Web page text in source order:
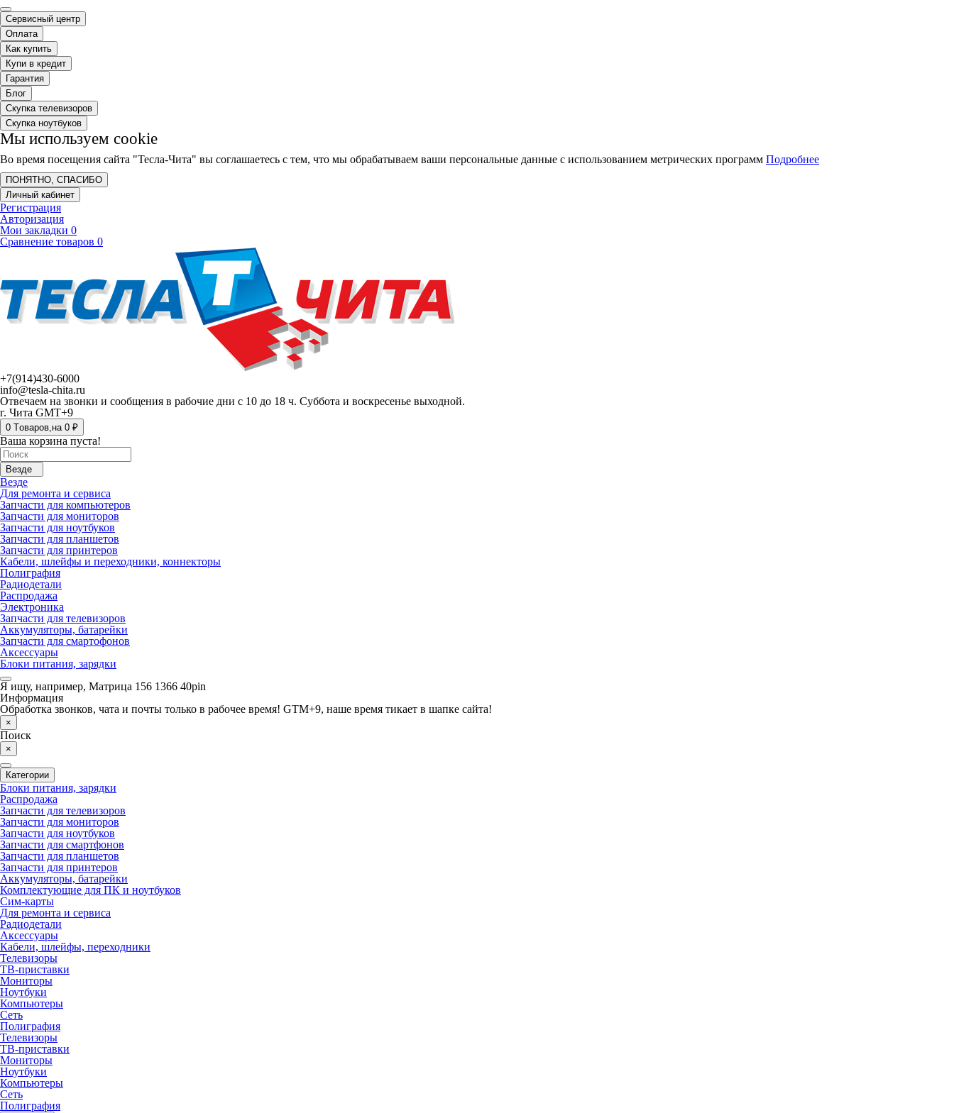
Сервисный центр
Оплата
Как купить
Купи в кредит
Гарантия
Блог
Скупка телевизоров
Скупка ноутбуков
Мы используем cookie
Во время посещения сайта "Тесла-Чита" вы соглашаетесь с тем, что мы обрабатываем ваши персональные данные с использованием метрических программ Подробнее
ПОНЯТНО, СПАСИБО
Личный кабинет
Регистрация
Авторизация
Мои закладки 0
Сравнение товаров 0
+7(914)430-6000
info@tesla-chita.ru
Отвечаем на звонки и сообщения в рабочие дни с 10 до 18 ч. Суббота и воскресенье выходной.
г. Чита GMT+9
0 Tоваров,на 0 ₽
Ваша корзина пуста!
Везде
Везде
Для ремонта и сервиса
Запчасти для компьютеров
Запчасти для мониторов
Запчасти для ноутбуков
Запчасти для планшетов
Запчасти для принтеров
Кабели, шлейфы и переходники, коннекторы
Полиграфия
Радиодетали
Распродажа
Электроника
Запчасти для телевизоров
Аккумуляторы, батарейки
Запчасти для смартофонов
Аксессуары
Блоки питания, зарядки
Я ищу, например, Матрица 156 1366 40pin
Информация
Обработка звонков, чата и почты только в рабочее время! GTM+9, наше время тикает в шапке сайта!
×
Поиск
×
Категории
Блоки питания, зарядки
Распродажа
Запчасти для телевизоров
Запчасти для мониторов
Запчасти для ноутбуков
Запчасти для смартфонов
Запчасти для планшетов
Запчасти для принтеров
Аккумуляторы, батарейки
Комплектующие для ПК и ноутбуков
Сим-карты
Для ремонта и сервиса
Радиодетали
Аксессуары
Кабели, шлейфы, переходники
Телевизоры
ТВ-приставки
Мониторы
Ноутбуки
Компьютеры
Сеть
Полиграфия
Телевизоры
ТВ-приставки
Мониторы
Ноутбуки
Компьютеры
Сеть
Полиграфия